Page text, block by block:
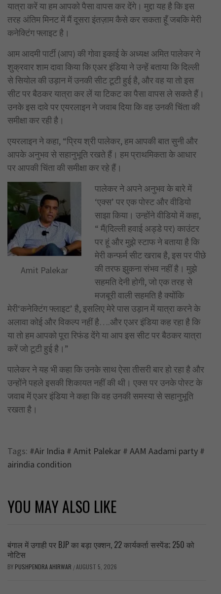
यात्रा करें या हम आपको पैसा वापस कर देंगे। मुद्दा यह है कि इस
तरह अंतिम मिनट में मैं दूसरा इंतज़ाम कैसे कर सकता हूँ जबकि मेरी
कनेक्टिंग फ्लाइट है।
आम आदमी पार्टी (आप) की गोवा इकाई के अध्यक्ष अमित पालेकर ने
शुक्रवार शाम दावा किया कि एअर इंडिया ने उन्हें बताया कि दिल्ली
से सियोल की उड़ान में उनकी सीट टूटी हुई है, और वह या तो इस
सीट पर बैठकर यात्रा कर लें या टिकट का पैसा वापस ले सकते हैं।
उनके इस दावे पर एयरलाइन ने जवाब दिया कि वह उनकी चिंता की
समीक्षा कर रही है।
एयरलाइन ने कहा, “प्रिय श्री पालेकर, हम आपकी बात सुनी और
आपके अनुभव से सहानुभूति रखते हैं। हम प्राथमिकता के आधार
पर आपकी चिंता की समीक्षा कर रहे हैं।
Amit Palekar
पालेकर ने अपने अनुभव के बारे में
‘एक्स’ पर एक पोस्ट और वीडियो
साझा किया। उन्होंने वीडियो में कहा,
“ मैं(दिल्ली हवाई अड्डे पर) काउंटर
पर हूं और मुझे स्टाफ ने बताया है कि
मेरी कन्फर्म सीट खराब है, इस पर पीछे
की तरफ झुकना संभव नहीं है। मुझे
सहमति देनी होगी, जो एक तरह से
मजबूरी वाली सहमति है क्योंकि
मेरी‘कनेक्टिंग फ्लाइट’ है, इसलिए मेरे पास उड़ान में यात्रा करने के
अलावा कोई और विकल्प नहीं है….और एअर इंडिया कह रहा है कि
या तो हम आपको पूरा रिफंड देंगे या आप इस सीट पर बैठकर यात्रा
करें जो टूटी हुई है।”
पालेकर ने यह भी कहा कि उनके साथ ऐसा तीसरी बार हो रहा है और
उन्होंने पहले इसकी शिकायत नहीं की थी। एक्स पर उनके पोस्ट के
जवाब में एअर इंडिया ने कहा कि वह उनकी समस्या से सहानुभूति
रखता है।
Tags: #Air India # Amit Palekar # AAM Aadami party #
airindia condition
YOU MAY ALSO LIKE
बंगाल में उगाही पर BJP का बड़ा एक्शन, 22 कार्यकर्ता सस्पेंड; 250 को
नोटिस
BY PUSHPENDRA AHIRWAR /AUGUST 5, 2026